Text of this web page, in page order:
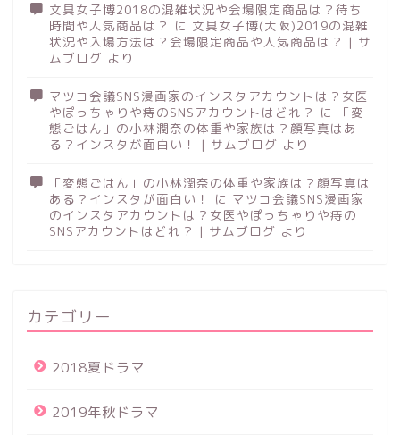
文具女子博2018の混雑状況や会場限定商品は？待ち
時間や人気商品は？ に 文具女子博(大阪)2019の混雑
状況や入場方法は？会場限定商品や人気商品は？ | サ
ムブログ より
マツコ会議SNS漫画家のインスタアカウントは？女医
やぽっちゃりや痔のSNSアカウントはどれ？ に
「変
態ごはん」の小林潤奈の体重や家族は？顔写真はあ
る？インスタが面白い！ | サムブログ より
「変態ごはん」の小林潤奈の体重や家族は？顔写真は
ある？インスタが面白い！
に マツコ会議SNS漫画家
のインスタアカウントは？女医やぽっちゃりや痔の
SNSアカウントはどれ？ | サムブログ より
カテゴリー
2018夏ドラマ
2019年秋ドラマ